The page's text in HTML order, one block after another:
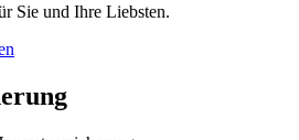
Sie und Ihre Liebsten.